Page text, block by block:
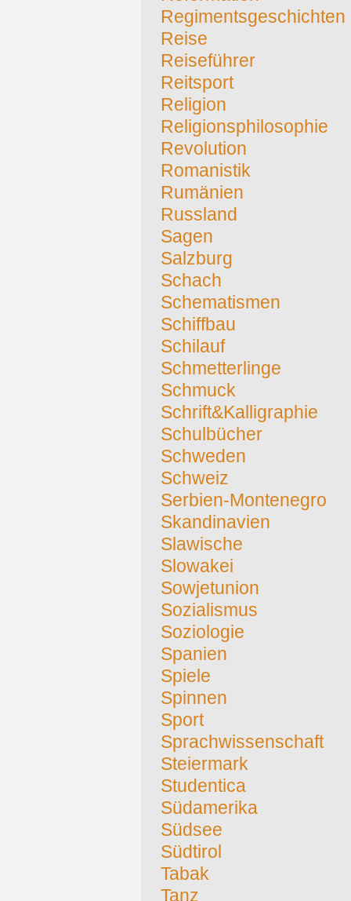
Regimentsgeschichten
Reise
Reiseführer
Reitsport
Religion
Religionsphilosophie
Revolution
Romanistik
Rumänien
Russland
Sagen
Salzburg
Schach
Schematismen
Schiffbau
Schilauf
Schmetterlinge
Schmuck
Schrift&Kalligraphie
Schulbücher
Schweden
Schweiz
Serbien-Montenegro
Skandinavien
Slawische
Slowakei
Sowjetunion
Sozialismus
Soziologie
Spanien
Spiele
Spinnen
Sport
Sprachwissenschaft
Steiermark
Studentica
Südamerika
Südsee
Südtirol
Tabak
Tanz